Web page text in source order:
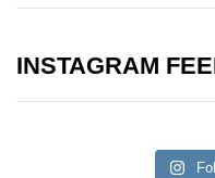
INSTAGRAM